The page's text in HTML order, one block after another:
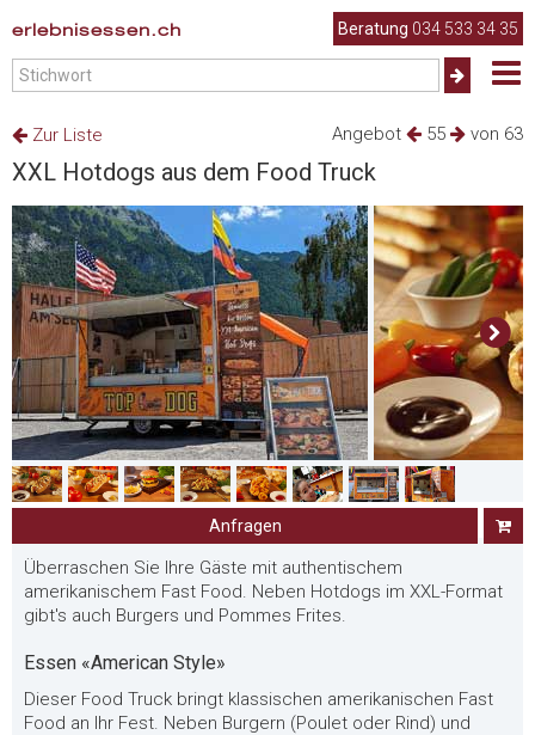
erlebnisessen.ch Beratung 034 533 34 35
Angebot 55 von 63
Zur Liste
XXL Hotdogs aus dem Food Truck
Anfragen
Überraschen Sie Ihre Gäste mit authentischem
amerikanischem Fast Food. Neben Hotdogs im XXL-Format
gibt's auch Burgers und Pommes Frites.
Essen «American Style»
Dieser Food Truck bringt klassischen amerikanischen Fast
Food an Ihr Fest. Neben Burgern (Poulet oder Rind) und